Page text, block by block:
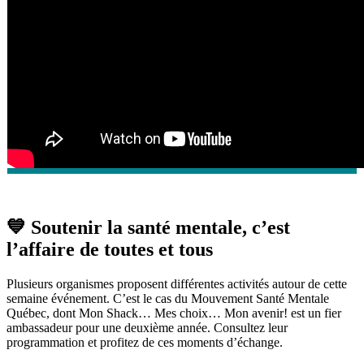
💙 Soutenir la santé mentale, c’est
l’affaire de toutes et tous
Plusieurs organismes proposent différentes activités autour de cette
semaine événement. C’est le cas du Mouvement Santé Mentale
Québec, dont Mon Shack… Mes choix… Mon avenir! est un fier
ambassadeur pour une deuxième année. Consultez leur
programmation et profitez de ces moments d’échange.